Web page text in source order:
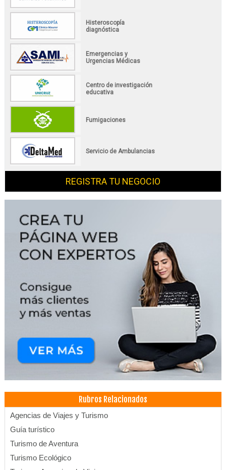
Histeroscopía
diagnóstica
Emergencias y
Urgencias Médicas
Centro de investigación
educativa
Fumigaciones
Servicio de Ambulancias
REGISTRA TU NEGOCIO
Rubros Relacionados
Agencias de Viajes y Turismo
Guía turístico
Turismo de Aventura
Turismo Ecológico